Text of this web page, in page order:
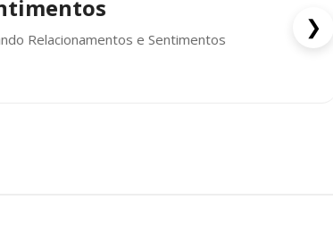
Relacionamentos e Sentimentos
❯